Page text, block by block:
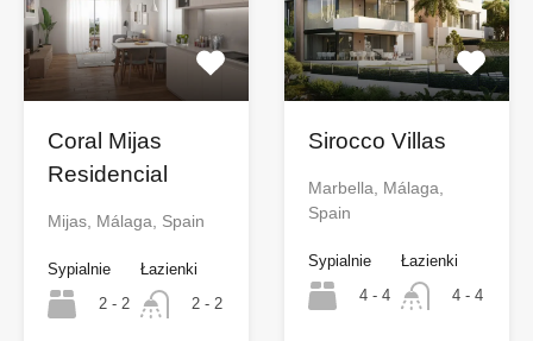
Coral Mijas
Residencial
Mijas, Málaga, Spain
Sypialnie
2 - 2
Łazienki
2 - 2
Sirocco Villas
Marbella, Málaga,
Spain
Sypialnie
4 - 4
Łazienki
4 - 4